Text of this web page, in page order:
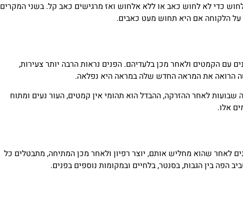
כדי לא לחוש כאב או ללא אלחוש ואז מרגישים כאב קל. בשני המקרים
הלקוחה אם היא תחוש מעט כאבים.
עם הקמטים ולאחר מכן בלעדיהם. הפנים נראות הרבה יותר צעירות,
הרואה את המראה החדש שלה במראה היא נפלאה.
לאחר ההזרקה, ההבדל הוא תהומי אין קמטים, העור נעים ומתוח
אלו.
לאחר שהוא מחליש אותם, יוצר רפיון ולאחר מכן המתיחה, מתבטלים כל
הפה בין הגבות, בסנטר, בלחיים ובמקומות נוספים בפנים.